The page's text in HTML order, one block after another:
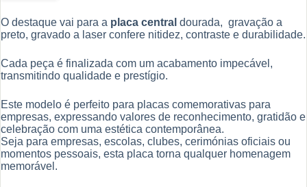
O destaque vai para a placa central dourada, gravação a
preto, gravado a laser confere nitidez, contraste e durabilidade.
Cada peça é finalizada com um acabamento impecável,
transmitindo qualidade e prestígio.
Este modelo é perfeito para placas comemorativas para
empresas, expressando valores de reconhecimento, gratidão e
celebração com uma estética contemporânea.
Seja para empresas, escolas, clubes, cerimónias oficiais ou
momentos pessoais, esta placa torna qualquer homenagem
memorável.